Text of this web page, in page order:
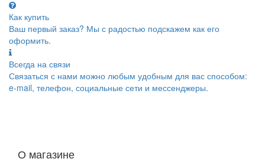
Как купить
Ваш первый заказ? Мы с радостью подскажем как его
оформить.
Всегда на связи
Связаться с нами можно любым удобным для вас способом:
e-mail, телефон, социальные сети и мессенджеры.
О магазине